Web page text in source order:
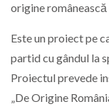
origine
Este un proiect pe
partid cu gândul la
Proiectul prevede
„De Origine